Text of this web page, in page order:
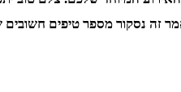
זה נסקור מספר טיפים